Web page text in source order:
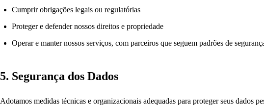
Cumprir obrigações legais ou regulatórias
Proteger e defender nossos direitos e propriedade
Operar e manter nossos serviços, com parceiros que seguem padrões de
5. Segurança dos Dados
Adotamos medidas técnicas e organizacionais adequadas para proteger seus dados